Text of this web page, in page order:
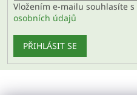
Vložením e-mailu souhlasíte s
osobních údajů
PŘIHLÁSIT SE